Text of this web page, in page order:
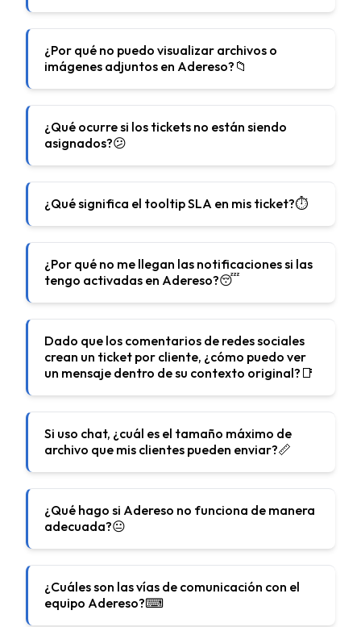
¿Por qué no puedo visualizar archivos o
imágenes adjuntos en Adereso?📁
¿Qué ocurre si los tickets no están siendo
asignados?😕
¿Qué significa el tooltip SLA en mis ticket?⏱
¿Por qué no me llegan las notificaciones si las
tengo activadas en Adereso?😴
Dado que los comentarios de redes sociales
crean un ticket por cliente, ¿cómo puedo ver
un mensaje dentro de su contexto original?📑
Si uso chat, ¿cuál es el tamaño máximo de
archivo que mis clientes pueden enviar?📏
¿Qué hago si Adereso no funciona de manera
adecuada?😐
¿Cuáles son las vías de comunicación con el
equipo Adereso?⌨